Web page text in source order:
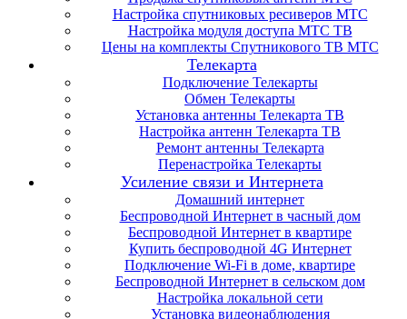
Настройка спутниковых ресиверов МТС
Настройка модуля доступа МТС ТВ
Цены на комплекты Спутникового ТВ МТС
Телекарта
Подключение Телекарты
Обмен Телекарты
Установка антенны Телекарта ТВ
Настройка антенн Телекарта ТВ
Ремонт антенны Телекарта
Перенастройка Телекарты
Усиление связи и Интернета
Домашний интернет
Беспроводной Интернет в часный дом
Беспроводной Интернет в квартире
Купить беспроводной 4G Интернет
Подключение Wi-Fi в доме, квартире
Беспроводной Интернет в сельском дом
Настройка локальной сети
Установка видеонаблюдения